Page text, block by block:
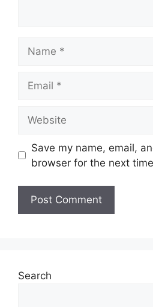
Save my name, email,
browser for the next
Search